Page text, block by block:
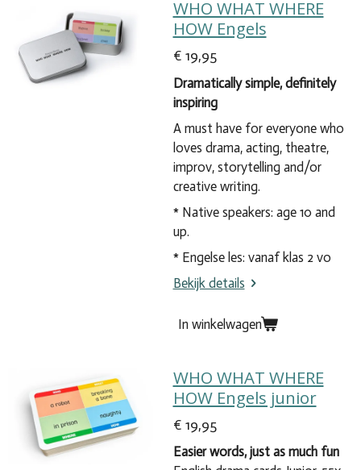
WHO WHAT WHERE
HOW Engels
€ 19,95
Dramatically simple,definitely
inspiring
A must have for everyone who
loves drama, acting, theatre,
improv, storytelling and/or
creative writing.
* Native speakers: age 10 and
up.
* Engelse les: vanaf klas 2 vo
Bekijk details
In winkelwagen
WHO WHAT WHERE
HOW Engels junior
€ 19,95
Easier words, just as much fun